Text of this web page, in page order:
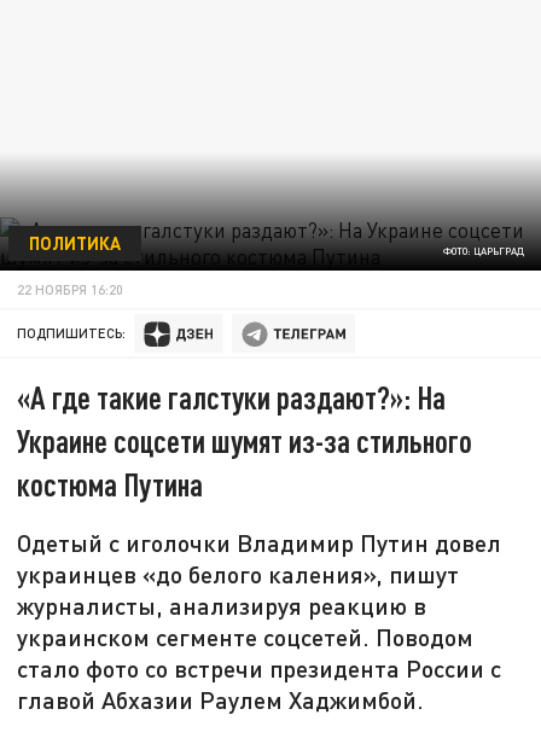
ФОТО: ЦАРЬГРАД
ПОЛИТИКА
22 НОЯБРЯ 16:20
ПОДПИШИТЕСЬ:
«А где такие галстуки раздают?»: На
Украине соцсети шумят из-за стильного
костюма Путина
Одетый с иголочки Владимир Путин довел
украинцев «до белого каления», пишут
журналисты, анализируя реакцию в
украинском сегменте соцсетей. Поводом
стало фото со встречи президента России с
главой Абхазии Раулем Хаджимбой.